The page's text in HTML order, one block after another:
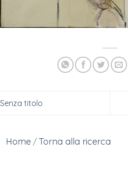
Senza titolo
Home / Torna alla ricerca